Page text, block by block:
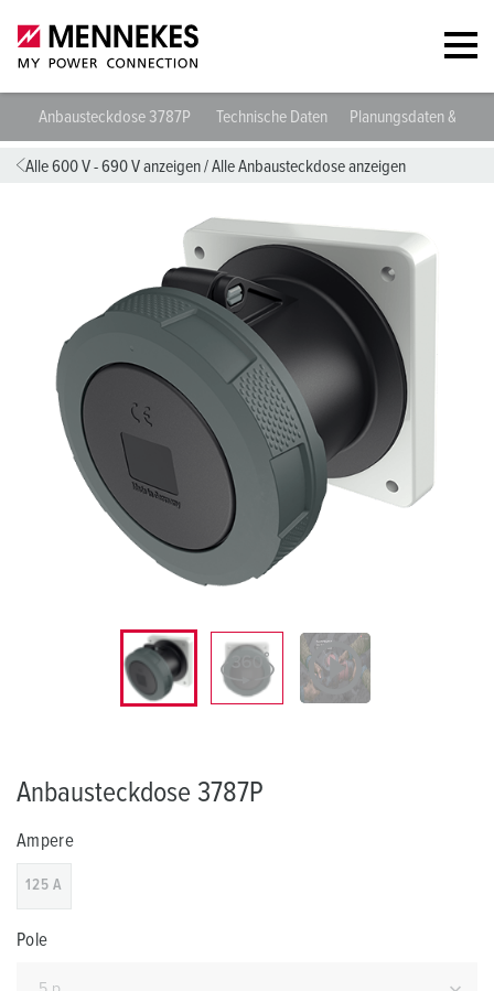
Anbausteckdose 3787P Technische Daten Planungsdaten &
Alle 600 V - 690 V anzeigen/Alle Anbausteckdose anzeigen
Anbausteckdose 3787P
Ampere
125 A
Pole